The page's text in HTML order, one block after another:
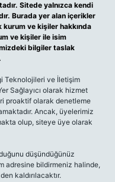
Sitede yalnızca kendi
Burada yer alan içerikler
ve kişiler hakkında
ve kişiler ile isim
bilgiler taslak
Teknolojileri ve İletişim
Sağlayıcı olarak hizmet
proaktif olarak denetleme
Ancak, üyelerimiz
olup, siteye üye olarak
düşündüğünüz
adresine bildirmeniz halinde,
kaldırılacaktır.